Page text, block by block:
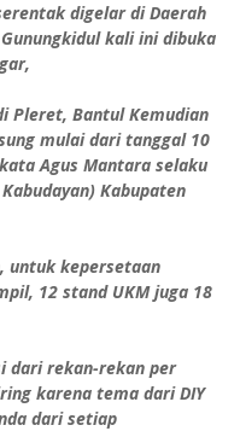
digelar di Daerah
kali ini dibuka
Pleret, Bantul Kemudian
mulai dari tanggal 10
Agus Mantara selaku
Kabupaten
untuk kepersetaan
12 stand UKM juga 18
dari rekan-rekan per
karena tema dari DIY
dari setiap